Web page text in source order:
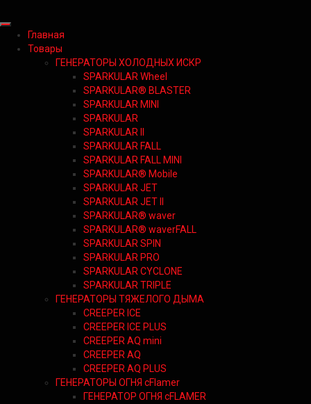
Главная
Товары
ГЕНЕРАТОРЫ ХОЛОДНЫХ ИСКР
SPARKULAR Wheel
SPARKULAR® BLASTER
SPARKULAR MINI
SPARKULAR
SPARKULAR II
SPARKULAR FALL
SPARKULAR FALL MINI
SPARKULAR® Mobile
SPARKULAR JET
SPARKULAR JET II
SPARKULAR® waver
SPARKULAR® waverFALL
SPARKULAR SPIN
SPARKULAR PRO
SPARKULAR CYCLONE
SPARKULAR TRIPLE
ГЕНЕРАТОРЫ ТЯЖЕЛОГО ДЫМА
CREEPER ICE
CREEPER ICE PLUS
CREEPER AQ mini
CREEPER AQ
CREEPER AQ PLUS
ГЕНЕРАТОРЫ ОГНЯ cFlamer
ГЕНЕРАТОР ОГНЯ сFLAMER